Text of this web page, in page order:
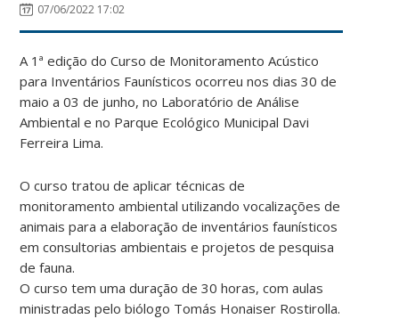
07/06/2022 17:02
A 1ª edição do Curso de Monitoramento Acústico
para Inventários Faunísticos ocorreu nos dias 30 de
maio a 03 de junho, no Laboratório de Análise
Ambiental e no Parque Ecológico Municipal Davi
Ferreira Lima.
O curso tratou de aplicar técnicas de
monitoramento ambiental utilizando vocalizações de
animais para a elaboração de inventários faunísticos
em consultorias ambientais e projetos de pesquisa
de fauna.
O curso tem uma duração de 30 horas, com aulas
ministradas pelo biólogo Tomás Honaiser Rostirolla.